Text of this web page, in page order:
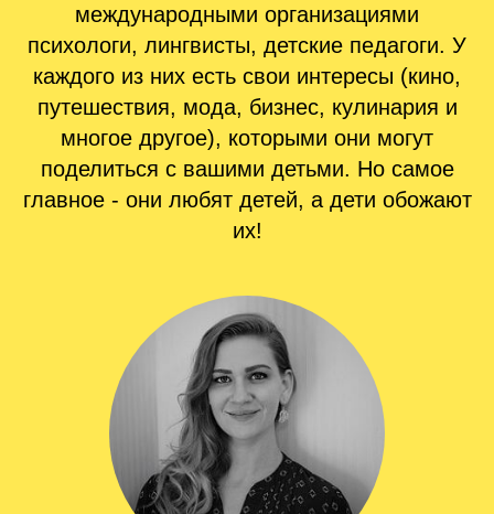
международными организациями
психологи, лингвисты, детские педагоги. У
каждого из них есть свои интересы (кино,
путешествия, мода, бизнес, кулинария и
многое другое), которыми они могут
поделиться с вашими детьми. Но самое
главное - они любят детей, а дети обожают
их!